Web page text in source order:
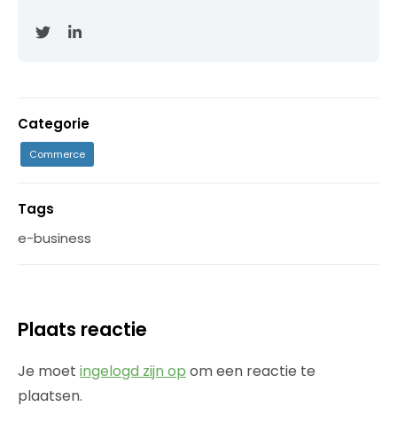
Categorie
Commerce
Tags
e-business
Plaats reactie
Je moet ingelogd zijn op om een reactie te
plaatsen.